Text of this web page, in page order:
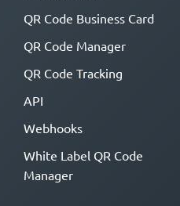
QR Code Business Card
QR Code Manager
QR Code Tracking
API
Webhooks
White Label QR Code
Manager